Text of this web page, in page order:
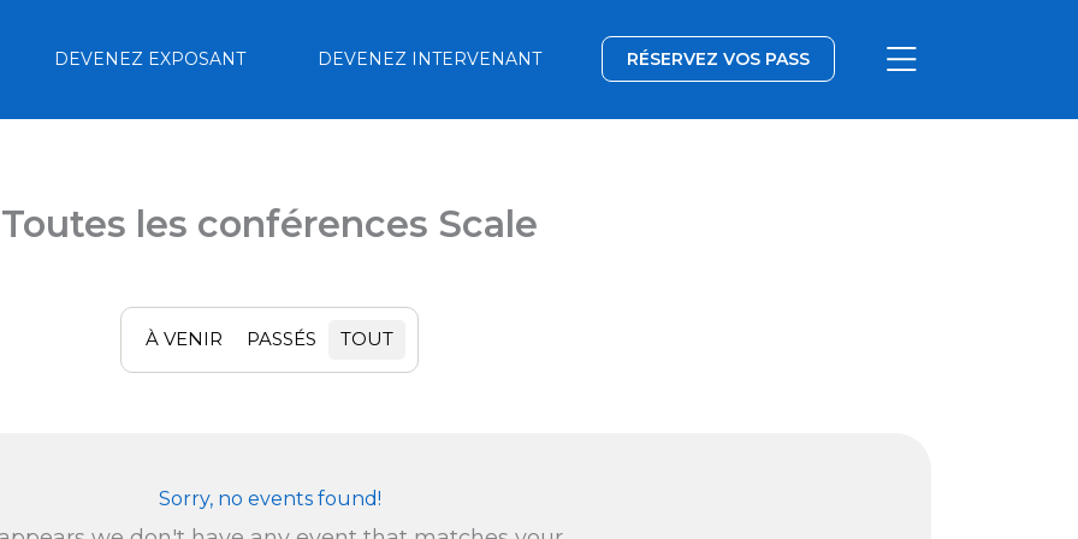
DEVENEZ EXPOSANT DEVENEZ INTERVENANT RÉSERVEZ VOS PASS
Toutes les conférences Scale
À VENIR PASSÉS TOUT
Sorry, no events found!